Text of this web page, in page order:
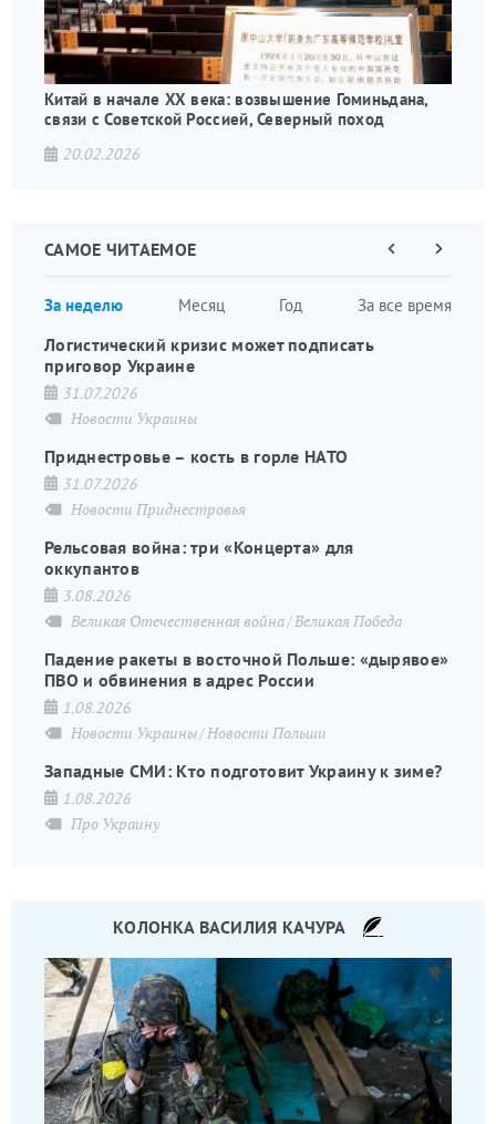
Китай в начале XX века: возвышение Гоминьдана,
связи с Советской Россией, Северный поход
20.02.2026
САМОЕ ЧИТАЕМОЕ
За неделю Месяц Год За все время
страниц
ПредыдущаяСледующая
Логистический кризис может подписать
приговор Украине
31.07.2026
Новости Украины
Приднестровье – кость в горле НАТО
31.07.2026
Новости Приднестровья
Рельсовая война: три «Концерта» для
оккупантов
3.08.2026
Великая Отечественная война Великая Победа
Падение ракеты в восточной Польше: «дырявое»
ПВО и обвинения в адрес России
1.08.2026
Новости Украины Новости Польши
Западные СМИ: Кто подготовит Украину к зиме?
1.08.2026
Про Украину
КОЛОНКА ВАСИЛИЯ КАЧУРА